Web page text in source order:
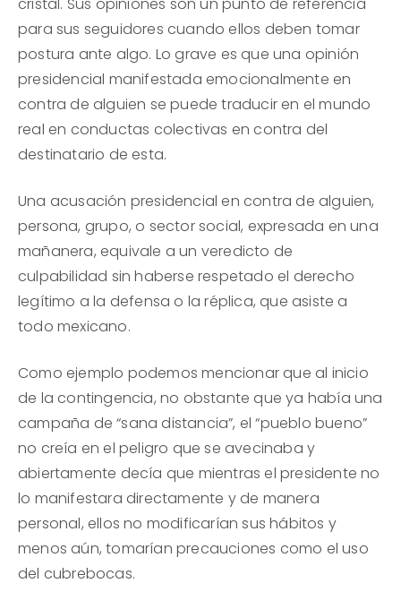
para sus seguidores cuando ellos deben tomar
postura ante algo. Lo grave es que una opinión
presidencial manifestada emocionalmente en
contra de alguien se puede traducir en el mundo
real en conductas colectivas en contra del
destinatario de esta.
Una acusación presidencial en contra de alguien,
persona, grupo, o sector social, expresada en una
mañanera, equivale a un veredicto de
culpabilidad sin haberse respetado el derecho
legítimo a la defensa o la réplica, que asiste a
todo mexicano.
Como ejemplo podemos mencionar que al inicio
de la contingencia, no obstante que ya había una
campaña de “sana distancia”, el “pueblo bueno”
no creía en el peligro que se avecinaba y
abiertamente decía que mientras el presidente no
lo manifestara directamente y de manera
personal, ellos no modificarían sus hábitos y
menos aún, tomarían precauciones como el uso
del cubrebocas.